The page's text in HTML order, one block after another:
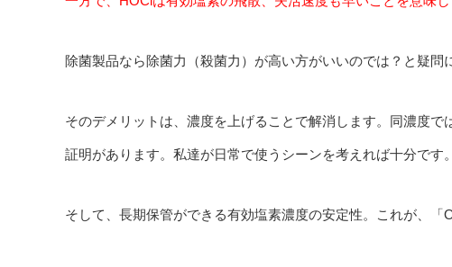
除菌製品なら除菌力（殺菌力）が高い方がいいのでは？と疑問
そのデメリットは、濃度を上げることで解消します。同濃度
証明があります。私達が日常で使うシーンを考えれば十分です。
そして、長期保管ができる有効塩素濃度の安定性。これが、